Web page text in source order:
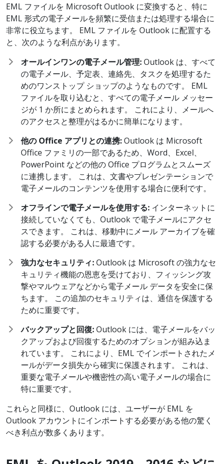
EML ファイルを Microsoft Outlook に変換すると、特に
EML 形式の電子メールを頻繁に受信または処理する場合に
非常に役立ちます。 EML ファイルを Outlook に配置する
と、次のような利点があります。
オールインワンの電子メール管理:Outlook は、すべて
の電子メール、予定表、連絡先、タスクを処理するた
めのワンストップ ショップのようなものです。 EML
ファイルを取り込むと、すべての電子メール メッセー
ジが 1 か所にまとめられます。 これにより、メールへ
のアクセスと整理がはるかに簡単になります。
他の Office アプリとの連携:Outlook は Microsoft
Office ファミリの一部であるため、Word、Excel、
PowerPoint などの他の Office プログラムとスムーズ
に連携します。 これは、文書やプレゼンテーションで
電子メールのコンテンツを使用する場合に便利です。
オフラインで電子メールを使用する: インターネットに
接続していなくても、Outlook で電子メールにアクセ
スできます。 これは、移動中にメール アーカイブを確
認する必要がある人に最適です。
強力なセキュリティ:Outlook は Microsoft の強力なセ
キュリティ機能の恩恵を受けており、フィッシング攻
撃やマルウェアなどから電子メール データを安全に保
ちます。 この追加のセキュリティは、通信を保護する
ために重要です。
バックアップと回復:Outlook には、電子メールをバッ
クアップおよび回復するためのオプションが組み込ま
れています。 これにより、EML でインポートされたメ
ールがデータ損失から確実に保護されます。 これは、
重要な電子メールや機密性の高い電子メールの場合に
特に重要です。
これらと同様に、Outlook には、ユーザーが EML を
Outlook アカウントにインポートする必要がある他の驚く
べき利点が数多くあります。